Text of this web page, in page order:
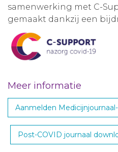
samenwerking met C-
gemaakt dankzij een
Meer informatie
Aanmelden
Post-COVID journaal